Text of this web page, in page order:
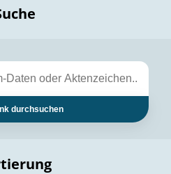
durchsuchen